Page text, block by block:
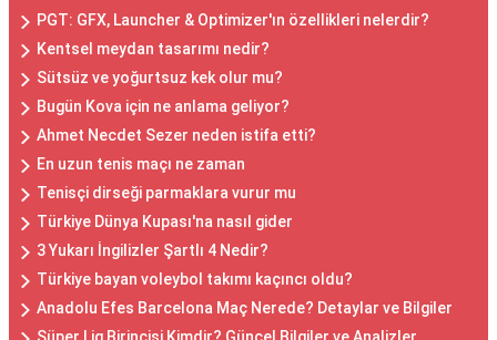
PGT: GFX, Launcher & Optimizer'ın özellikleri nelerdir?
Kentsel meydan tasarımı nedir?
Sütsüz ve yoğurtsuz kek olur mu?
Bugün Kova için ne anlama geliyor?
Ahmet Necdet Sezer neden istifa etti?
En uzun tenis maçı ne zaman
Tenisçi dirseği parmaklara vurur mu
Türkiye Dünya Kupası'na nasıl gider
3 Yukarı İngilizler Şartlı 4 Nedir?
Türkiye bayan voleybol takımı kaçıncı oldu?
Anadolu Efes Barcelona Maç Nerede? Detaylar ve Bilgiler